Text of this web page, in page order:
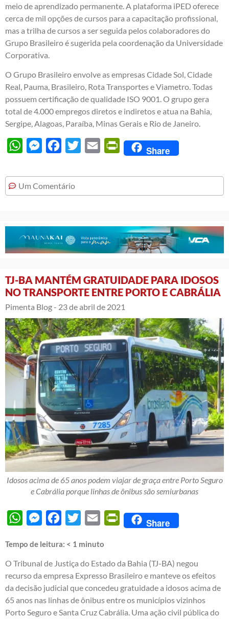
meio de aprendizado permanente. A plataforma iPED oferece
cerca de mil opções de cursos para a capacitação profissional,
mas a trilha de cursos a ser seguida pelos colaboradores do
Grupo Brasileiro é sugerida pela coordenação da Universidade
Corporativa.
O Grupo Brasileiro envolve as empresas Cidade Sol, Cidade
Real, Pauma, Brasileiro, Rota Transportes e Viametro. Todas
possuem certificação de qualidade ISO 9001. O grupo gera
total de 4.000 empregos diretos e indiretos e atua na Bahia,
Sergipe, Alagoas, Paraíba, Minas Gerais e Rio de Janeiro.
WhatsAppMessengerFacebook
Twitter Email PrintFriendly
Share
Um Comentário
TJ-BA MANTÉM GRATUIDADE PARA IDOSOS
NO TRANSPORTE ENTRE PORTO E CABRÁLIA
Pimenta Blog - 23 de abril de 2021
Idosos acima de 65 anos podem viajar de graça entre Porto Seguro
e Cabrália porque linhas de ônibus são semiurbanas
WhatsAppMessengerFacebook
Twitter Email PrintFriendly
Share
Tempo de leitura: < 1 minuto
O Tribunal de Justiça do Estado da Bahia (TJ-BA) negou
recurso da empresa Expresso Brasileiro e manteve os efeitos
da decisão judicial que concedeu gratuidade a idosos acima de
65 anos nas linhas de ônibus entre os municípios vizinhos
Porto Seguro e Santa Cruz Cabrália. Uma ação civil pública do